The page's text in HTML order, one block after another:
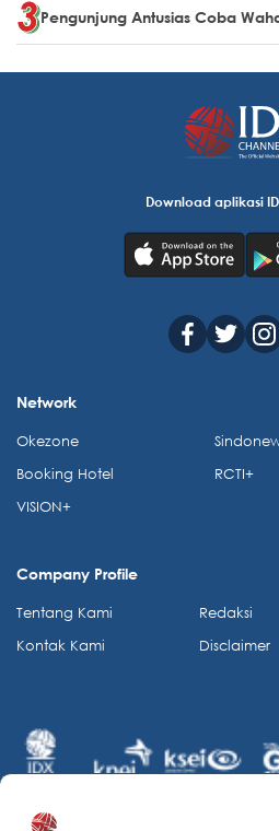
Pengunjung Antusias Coba
Download aplikasi
Network
Okezone
Booking Hotel
VISION+
RCTI+
Company Profile
Tentang Kami
Kontak Kami
Redaksi
Disclaimer